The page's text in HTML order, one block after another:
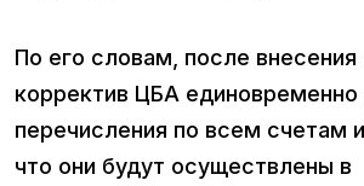
По его словам, после внесения
корректив ЦБА
перечисления по всем счетам
что они будут осуществлены в